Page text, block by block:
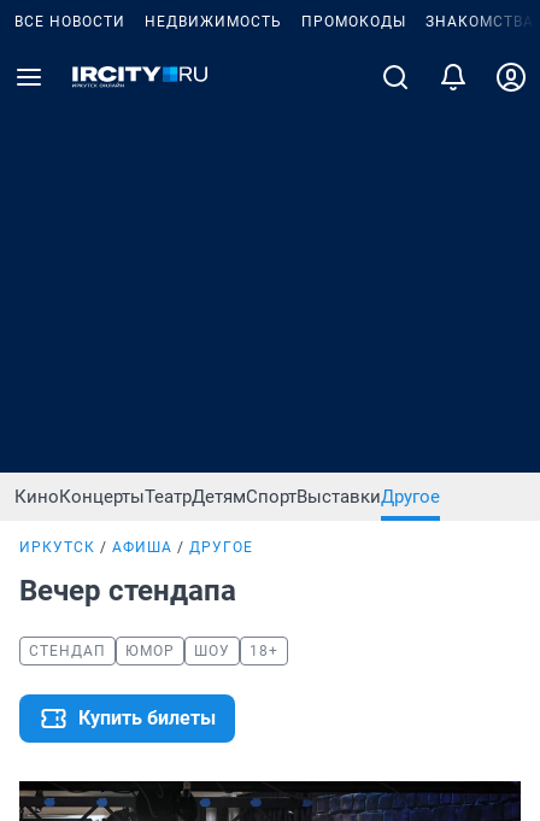
ВСЕ НОВОСТИ НЕДВИЖИМОСТЬ ПРОМОКОДЫ ЗНАКОМСТВА
КиноКонцертыТеатрДетямСпортВыставкиДругое
ИРКУТСК АФИША ДРУГОЕ
Вечер стендапа
СТЕНДАП ЮМОР ШОУ 18+
Купить билеты